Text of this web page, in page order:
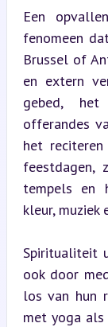
Een
fenomeen
Brussel of
en extern
gebed,
offerandes
het
feestdagen,
tempels en
kleur, muziek
Spiritualiteit
ook door
los van hun
met yoga